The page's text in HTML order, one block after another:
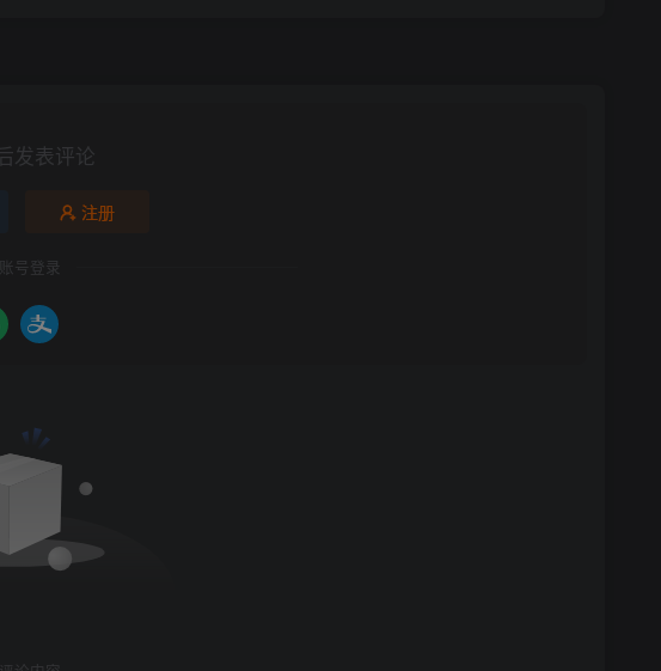
发表评论
注册
号登录